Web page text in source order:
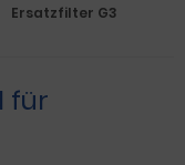
Ersatzfilter G3
für